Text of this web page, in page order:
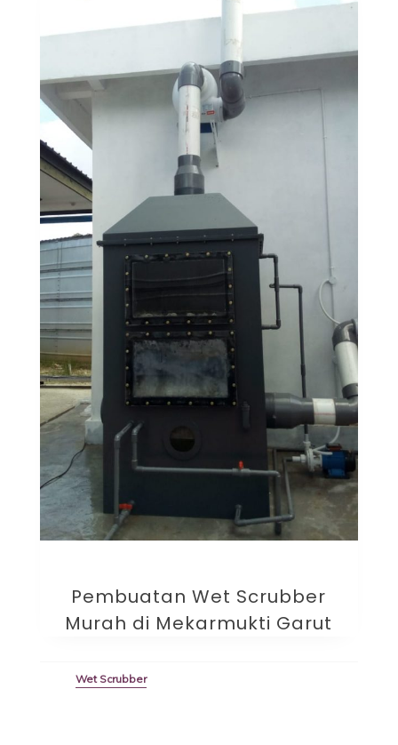
Pembuatan Wet Scrubber
Murah di Mekarmukti Garut
Wet Scrubber